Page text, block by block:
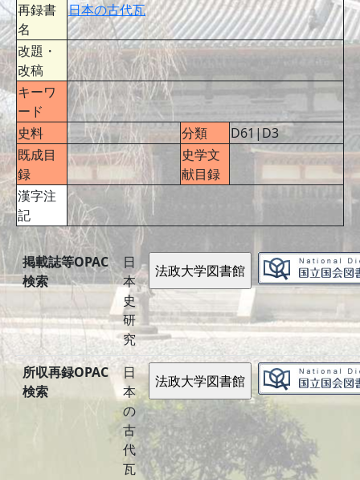
再録書
名
日本の古代瓦
改題・
改稿
キーワ
ード
史料
分類
D61|D3
既成目
録
史学文
献目録
漢字注
記
掲載誌等OPAC
検索
日
本
史
研
究
所収再録OPAC
検索
日
本
の
古
代
瓦